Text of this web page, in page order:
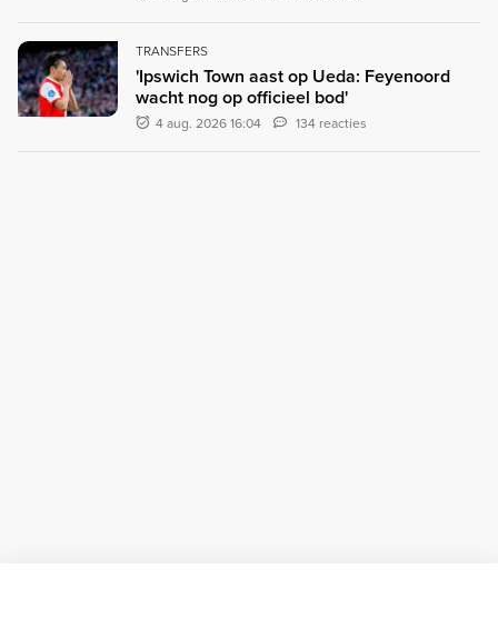
TRANSFERS
'Ipswich Town aast op Ueda: Feyenoord
wacht nog op officieel bod'
4 aug. 2026 16:04 134 reacties